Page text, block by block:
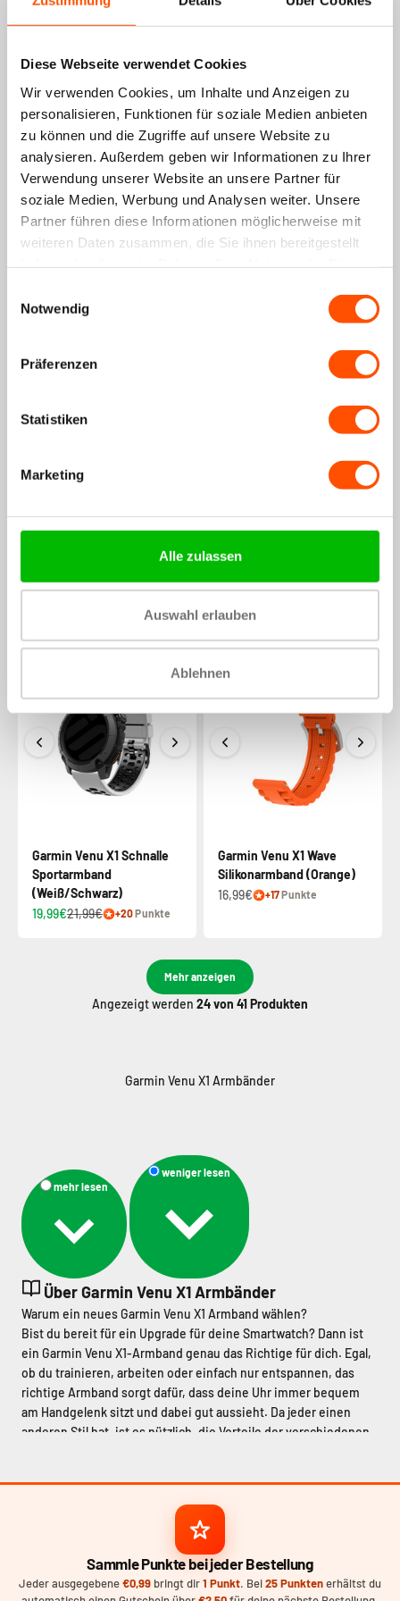
Diese Webseite verwendet Cookies
Wir verwenden Cookies, um Inhalte und Anzeigen zu
personalisieren, Funktionen für soziale Medien anbieten
zu können und die Zugriffe auf unsere Website zu
analysieren. Außerdem geben wir Informationen zu Ihrer
Verwendung unserer Website an unsere Partner für
soziale Medien, Werbung und Analysen weiter. Unsere
Partner führen diese Informationen möglicherweise mit
weiteren Daten zusammen, die Sie ihnen bereitgestellt
Notwendig
Präferenzen
Statistiken
Marketing
Alle zulassen
Auswahl erlauben
Ablehnen
Garmin Venu X1 Schnalle
13,99€
+14
Garmin Venu X1
Lederarmband (Schwarz)
Garmin Venu X1 Schnalle
Sportarmband
19,99€21,99€
Garmin Venu X1 Schnalle
Sportarmband
(Weiß/Schwarz)
19,99€21,99€ +20Punkte
Garmin Venu X1 Wave
Silikonarmband (Orange)
16,99€
+17Punkte
Mehr anzeigen
Angezeigt werden 24von 41 Produkten
mehr lesen
weniger lesen
Über Garmin Venu X1 Armbänder
Warum ein neues Garmin Venu X1 Armband wählen?
Bist du bereit für ein Upgrade für deine Smartwatch? Dann ist
ein Garmin Venu X1-Armband genau das Richtige für dich. Egal,
ob du trainieren, arbeiten oder einfach nur entspannen, das
richtige Armband sorgt dafür, dass deine Uhr immer bequem
am Handgelenk sitzt und dabei gut aussieht. Da jeder einen
anderen Stil hat, ist es nützlich, die Vorteile der verschiedenen
haben und nur für diese Variante passen. Für andere
Venu-Varianten Schau dir bitte weiter auf unserer
Silikonarmbänder: ideal für alle Arten von Sport
Wenn du viel Sport treiben oder einfach nur Komfort mögen,
Sammle Punkte bei jeder Bestellung
Jeder ausgegebene€0,99 bringt dir1 Punkt. Bei25 Punktenerhältst du